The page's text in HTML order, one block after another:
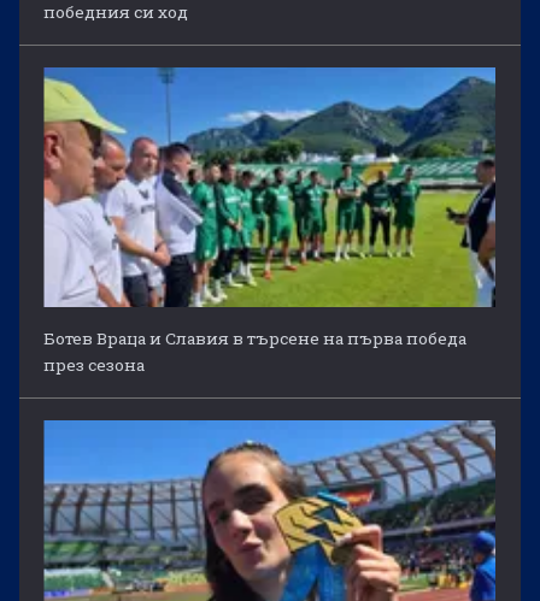
победния си ход
Ботев Враца и Славия в търсене на първа победа
през сезона